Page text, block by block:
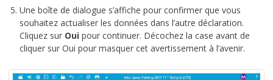
Une boîte de dialogue s’affiche pour confirmer que vous
souhaitez actualiser les données dans l’autre déclaration.
Cliquez sur Oui pour continuer. Décochez la case avant de
cliquer sur Oui pour masquer cet avertissement à l’avenir.